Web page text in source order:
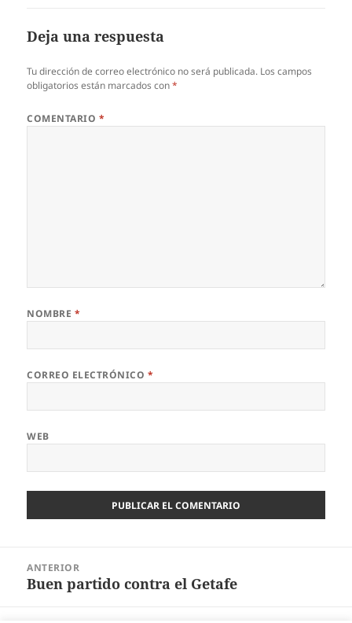
Deja una respuesta
Tu dirección de correo electrónico no será publicada. Los campos
obligatorios están marcados con*
COMENTARIO *
NOMBRE *
CORREO ELECTRÓNICO *
WEB
entradas
ANTERIOR
Entrada
Buen partido contra el Getafe